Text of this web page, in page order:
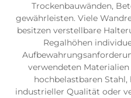
Trockenbauwänden,
gewährleisten. Viele
besitzen verstellbare
Regalhöhen
verwendeten
hochbelastbaren
industrieller Qualität oder